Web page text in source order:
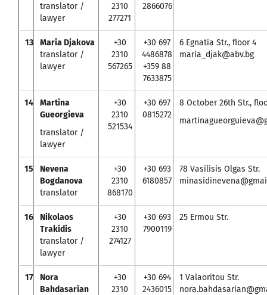
translator /
lawyer
2310
277271
2866076
13
Maria Djakova
translator /
lawyer
+30
2310
567265
+30 697
4486878
+359 88
7633875
6 Egnatia Str., floor 4
maria_djak@abv.bg
14
Martina
Gueorgieva
translator /
lawyer
+30
2310
521534
+30 697
0815272
8 October 26th Str.,
15
Nevena
Bogdanova
translator
+30
2310
868170
+30 693
6180857
78 Vasilisis Olgas Str.
16
Nikolaos
Trakidis
translator /
lawyer
+30
2310
274127
+30 693
7900119
25 Ermou Str.
17
Nora
Bahdasarian
+30
2310
+30 694
2436015
1 Valaoritou Str.